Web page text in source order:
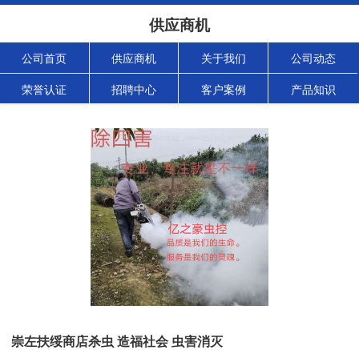
供应商机
公司首页 供应商机 关于我们 公司动态
荣誉认证 招聘中心 客户案例 产品知识
崇左扶绥商店杀虫 造福社会 虫害消灭